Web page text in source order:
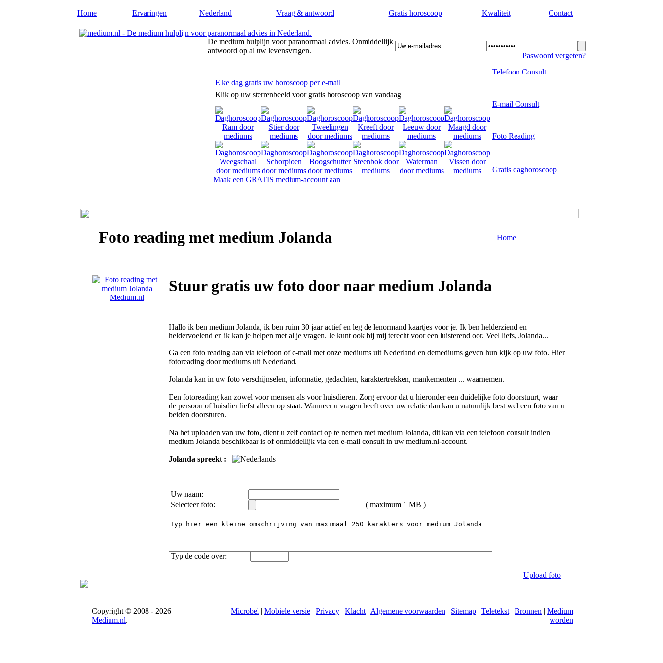
Home Ervaringen Nederland Vraag & antwoord Gratis horoscoop Kwaliteit Contact
De medium hulplijn voor paranormaal advies. Onmiddellijk
antwoord op al uw levensvragen.
Paswoord vergeten?
Elke dag gratis uw horoscoop per e-mail
Klik op uw sterrenbeeld voor gratis horoscoop van vandaag
Maak een GRATIS medium-account aan
Telefoon Consult
E-mail Consult
Foto Reading
Gratis daghoroscoop
Foto reading met medium Jolanda Home
Stuur gratis uw foto door naar medium Jolanda
Hallo ik ben medium Jolanda, ik ben ruim 30 jaar actief en leg de lenormand kaartjes voor je. Ik ben helderziend en
heldervoelend en ik kan je helpen met al je vragen. Je kunt ook bij mij terecht voor een luisterend oor. Veel liefs, Jolanda...
Ga een foto reading aan via telefoon of e-mail met onze mediums uit Nederland en demediums geven hun kijk op uw foto. Hier
fotoreading door mediums uit Nederland.
Jolanda kan in uw foto verschijnselen, informatie, gedachten, karaktertrekken, mankementen ... waarnemen.
Een fotoreading kan zowel voor mensen als voor huisdieren. Zorg ervoor dat u hieronder een duidelijke foto doorstuurt, waar
de persoon of huisdier liefst alleen op staat. Wanneer u vragen heeft over uw relatie dan kan u natuurlijk best wel een foto van u
beiden doorsturen.
Na het uploaden van uw foto, dient u zelf contact op te nemen met medium Jolanda, dit kan via een telefoon consult indien
medium Jolanda beschikbaar is of onmiddellijk via een e-mail consult in uw medium.nl-account.
Jolanda spreekt :
Uw naam:
Selecteer foto:
( maximum 1 MB )
Typ de code over:
Upload foto
Copyright © 2008 - 2026
Medium.nl.
Microbel | Mobiele versie | Privacy | Klacht | Algemene voorwaarden | Sitemap | Teletekst | Bronnen | Medium
worden